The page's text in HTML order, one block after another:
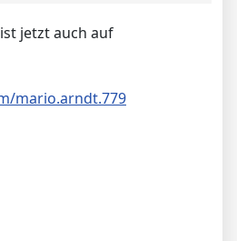
jetzt auch auf
mario.arndt.779